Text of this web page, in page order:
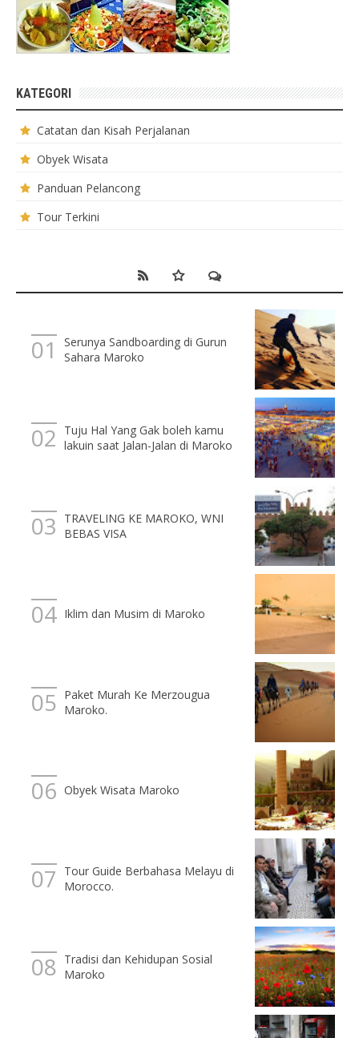
KATEGORI
Catatan dan Kisah Perjalanan
Obyek Wisata
Panduan Pelancong
Tour Terkini
Serunya Sandboarding di Gurun
Sahara Maroko
Tuju Hal Yang Gak boleh kamu
lakuin saat Jalan-Jalan di Maroko
TRAVELING KE MAROKO, WNI
BEBAS VISA
Iklim dan Musim di Maroko
Paket Murah Ke Merzougua
Maroko.
Obyek Wisata Maroko
Tour Guide Berbahasa Melayu di
Morocco.
Tradisi dan Kehidupan Sosial
Maroko